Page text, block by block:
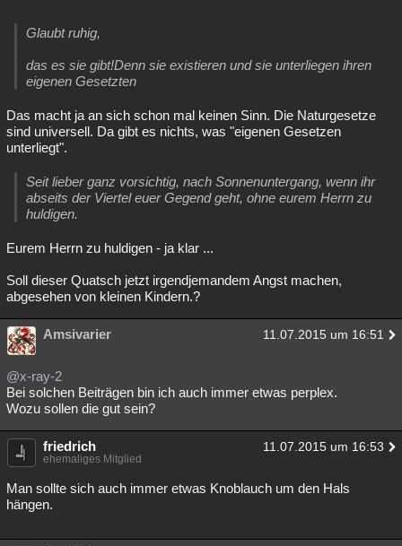
Glaubt ruhig,
das es sie gibt!Denn sie existieren und sie unterliegen ihren
eigenen Gesetzten
Das macht ja an sich schon mal keinen Sinn. Die Naturgesetze
sind universell. Da gibt es nichts, was "eigenen Gesetzen
unterliegt".
Seit lieber ganz vorsichtig, nach Sonnenuntergang, wenn ihr
abseits der Viertel euer Gegend geht, ohne eurem Herrn zu
huldigen.
Eurem Herrn zu huldigen - ja klar ...
Soll dieser Quatsch jetzt irgendjemandem Angst machen,
abgesehen von kleinen Kindern.?
Amsivarier 11.07.2015 um 16:51
@x-ray-2
Bei solchen Beiträgen bin ich auch immer etwas perplex.
Wozu sollen die gut sein?
friedrich 11.07.2015 um 16:53
ehemaliges Mitglied
Man sollte sich auch immer etwas Knoblauch um den Hals
hängen.